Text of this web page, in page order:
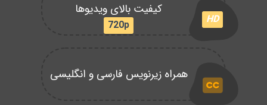
HD
کیفیت بالای ویدیوها
720p
همراه زیرنویس فارسی و انگلیسی